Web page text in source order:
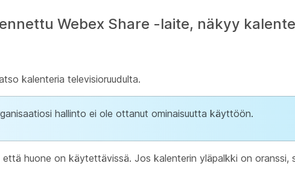
Webex Share -laite, näkyy
kalenteria televisioruudulta.
hallinto ei ole ottanut ominaisuutta käyttöön.
huone on käytettävissä. Jos kalenterin yläpalkki on oranssi,